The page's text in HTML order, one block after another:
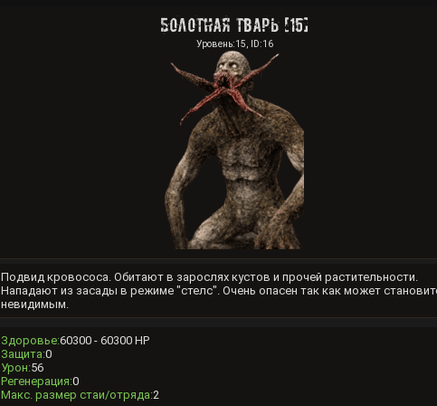
Болотная тварь [15]
Уровень:15, ID:16
Подвид кровососа. Обитают в зарослях кустов и прочей растительности.
Нападают из засады в режиме "стелс". Очень опасен так как может
невидимым.
Здоровье:60300 - 60300 HP
Защита:0
Урон:56
Регенерация:0
Макс. размер стаи/отряда:2